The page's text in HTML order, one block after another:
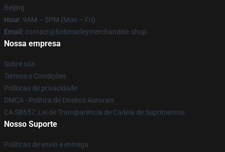
Beijing
Hour: 9AM – 5PM (Mon – Fri)
Email : contact@bobmarleymerchandise.shop
Nossa empresa
Sobre nós
Termos e Condições
Políticas de privacidade
DMCA - Política de Direitos Autorais
CA SB657: Lei de Transparência de Cadeia de Suprimentos
Nosso Suporte
Políticas de envio e entrega